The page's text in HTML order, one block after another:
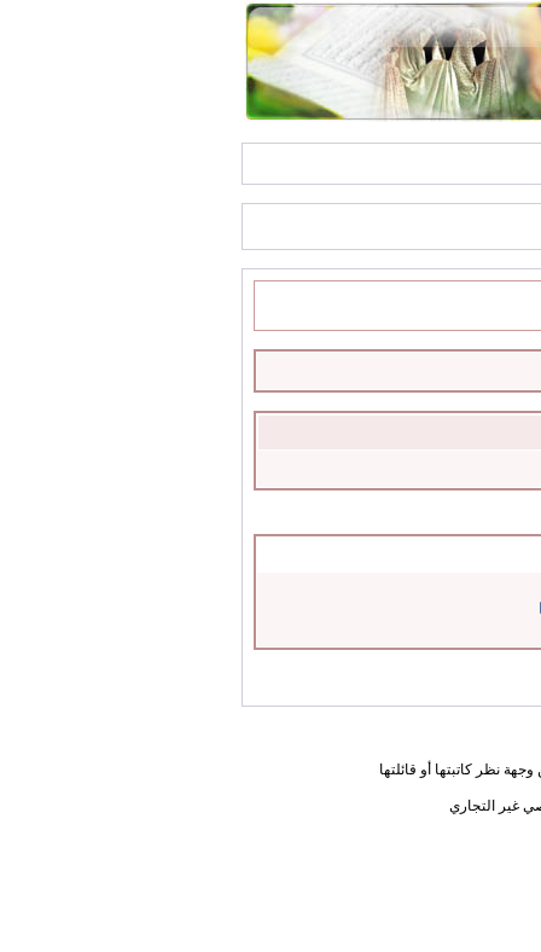
نظر كاتبتها أو قائلتها
غير التجاري